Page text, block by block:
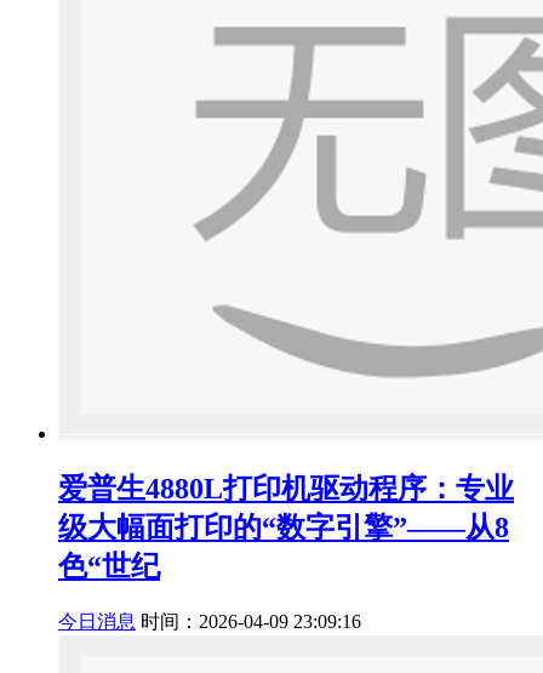
爱普生4880L打印机驱动程序：专业
级大幅面打印的“数字引擎”——从8
色“世纪
今日消息 时间：2026-04-09 23:09:16